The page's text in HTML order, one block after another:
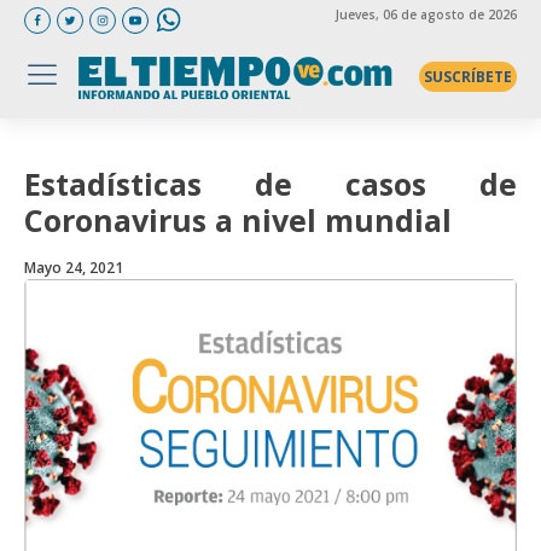
Jueves, 06 de agosto de 2026
SUSCRÍBETE
Estadísticas de casos de
Coronavirus a nivel mundial
Mayo 24, 2021